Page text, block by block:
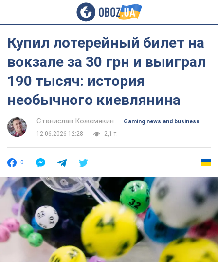
Купил лотерейный билет на
вокзале за 30 грн и выиграл
190 тысяч: история
необычного киевлянина
Станислав Кожемякин
Gaming news and business
12.06.2026 12:28
2,1 т.
0